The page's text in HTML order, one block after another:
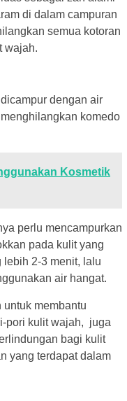
di dalam campuran
semua kotoran
wajah.
dengan air
komedo
Kosmetik
perlu mencampurkan
pada kulit yang
lebih 2-3 menit, lalu
air hangat.
membantu
pori kulit wajah, juga
bagi kulit
yang terdapat dalam